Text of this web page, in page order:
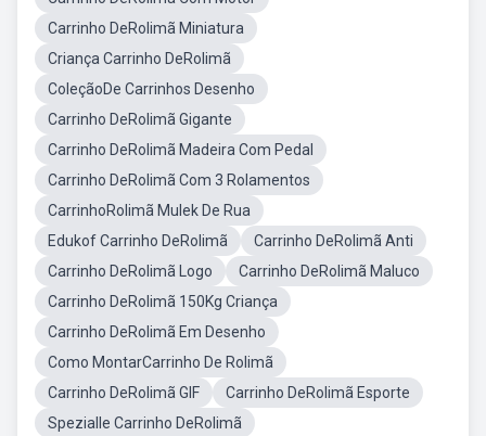
Carrinho DeRolimã Miniatura
Criança Carrinho DeRolimã
ColeçãoDe Carrinhos Desenho
Carrinho DeRolimã Gigante
Carrinho DeRolimã Madeira Com Pedal
Carrinho DeRolimã Com 3 Rolamentos
CarrinhoRolimã Mulek De Rua
Edukof Carrinho DeRolimã
Carrinho DeRolimã Anti
Carrinho DeRolimã Logo
Carrinho DeRolimã Maluco
Carrinho DeRolimã 150Kg Criança
Carrinho DeRolimã Em Desenho
Como MontarCarrinho De Rolimã
Carrinho DeRolimã GIF
Carrinho DeRolimã Esporte
Spezialle Carrinho DeRolimã